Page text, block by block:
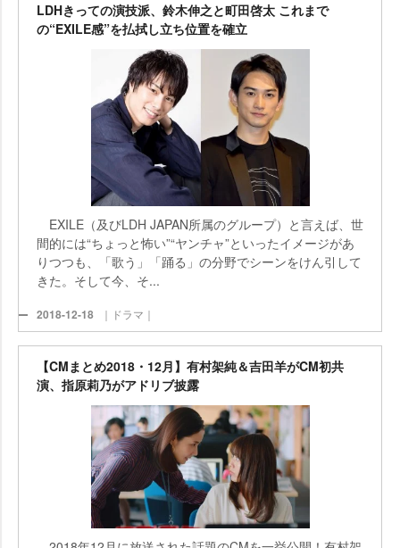
LDHきっての演技派、鈴木伸之と町田啓太 これまで
の“EXILE感”を払拭し立ち位置を確立
EXILE（及びLDH JAPAN所属のグループ）と言えば、世
間的には“ちょっと怖い”“ヤンチャ”といったイメージがあ
りつつも、「歌う」「踊る」の分野でシーンをけん引して
きた。そして今、そ...
2018-12-18 ｜ドラマ｜
【CMまとめ2018・12月】有村架純＆吉田羊がCM初共
演、指原莉乃がアドリブ披露